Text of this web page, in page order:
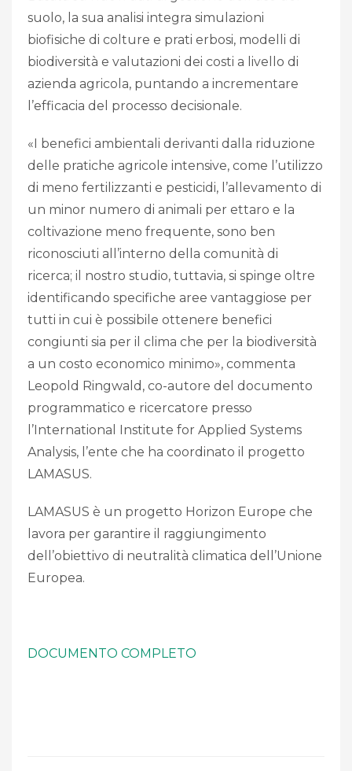
suolo, la sua analisi integra simulazioni
biofisiche di colture e prati erbosi, modelli di
biodiversità e valutazioni dei costi a livello di
azienda agricola, puntando a incrementare
l’efficacia del processo decisionale.
«I benefici ambientali derivanti dalla riduzione
delle pratiche agricole intensive, come l’utilizzo
di meno fertilizzanti e pesticidi, l’allevamento di
un minor numero di animali per ettaro e la
coltivazione meno frequente, sono ben
riconosciuti all’interno della comunità di
ricerca; il nostro studio, tuttavia, si spinge oltre
identificando specifiche aree vantaggiose per
tutti in cui è possibile ottenere benefici
congiunti sia per il clima che per la biodiversità
a un costo economico minimo», commenta
Leopold Ringwald, co-autore del documento
programmatico e ricercatore presso
l’International Institute for Applied Systems
Analysis, l’ente che ha coordinato il progetto
LAMASUS.
LAMASUS è un progetto Horizon Europe che
lavora per garantire il raggiungimento
dell’obiettivo di neutralità climatica dell’Unione
Europea.
DOCUMENTO COMPLETO